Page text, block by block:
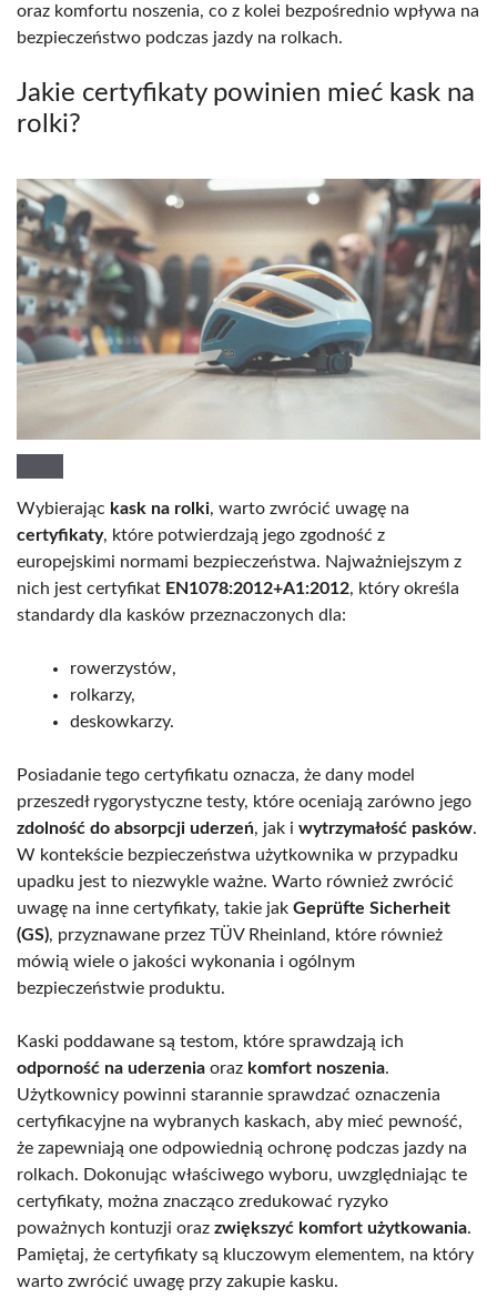
oraz komfortu noszenia, co z kolei bezpośrednio wpływa na
bezpieczeństwo podczas jazdy na rolkach.
Jakie certyfikaty powinien mieć kask na
rolki?
Wybierając kask na rolki, warto zwrócić uwagę na
certyfikaty, które potwierdzają jego zgodność z
europejskimi normami bezpieczeństwa. Najważniejszym z
nich jest certyfikat EN1078:2012+A1:2012, który określa
standardy dla kasków przeznaczonych dla:
rowerzystów,
rolkarzy,
deskowkarzy.
Posiadanie tego certyfikatu oznacza, że dany model
przeszedł rygorystyczne testy, które oceniają zarówno jego
zdolność do absorpcji uderzeń, jak i wytrzymałość pasków.
W kontekście bezpieczeństwa użytkownika w przypadku
upadku jest to niezwykle ważne. Warto również zwrócić
uwagę na inne certyfikaty, takie jak Geprüfte Sicherheit
(GS), przyznawane przez TÜV Rheinland, które również
mówią wiele o jakości wykonania i ogólnym
bezpieczeństwie produktu.
Kaski poddawane są testom, które sprawdzają ich
odporność na uderzenia oraz komfort noszenia.
Użytkownicy powinni starannie sprawdzać oznaczenia
certyfikacyjne na wybranych kaskach, aby mieć pewność,
że zapewniają one odpowiednią ochronę podczas jazdy na
rolkach. Dokonując właściwego wyboru, uwzględniając te
certyfikaty, można znacząco zredukować ryzyko
poważnych kontuzji oraz zwiększyć komfort użytkowania.
Pamiętaj, że certyfikaty są kluczowym elementem, na który
warto zwrócić uwagę przy zakupie kasku.